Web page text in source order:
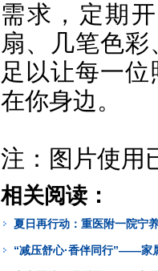
需求，定期
扇、几笔色
足以让每一
在你身边。
注：图片使用
相关阅读：
夏日再行动：重医附一院宁
“减压舒心·香伴同行”——家